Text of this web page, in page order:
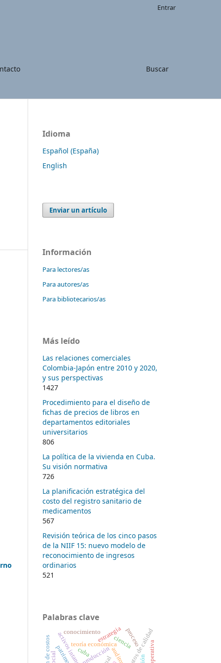
Buscar
Entrar
Idioma
Español (España)
English
Enviar un artículo
Información
Para lectores/as
Para autores/as
Para bibliotecarios/as
Más leído
Las relaciones comerciales
Colombia-Japón entre 2010 y 2020,
y sus perspectivas
1427
Procedimiento para el diseño de
fichas de precios de libros en
departamentos editoriales
universitarios
806
La política de la vivienda en Cuba.
Su visión normativa
726
La planificación estratégica del
costo del registro sanitario de
medicamentos
567
Revisión teórica de los cinco pasos
de la NIIF 15: nuevo modelo de
reconocimiento de ingresos
ordinarios
521
Palabras clave
producción
teoría económica costos de calidad
ciencia
estrategia
conocimiento
cuba
proceso
cooperativa